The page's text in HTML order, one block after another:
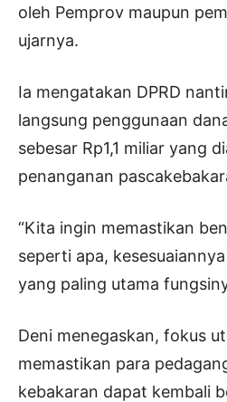
oleh Pemprov maupun
ujarnya.
Ia mengatakan DPRD
langsung penggunaan
sebesar Rp1,1 miliar yang
penanganan
“Kita ingin memastikan
seperti apa,
yang paling utama
Deni menegaskan, fokus
memastikan para
kebakaran dapat kembali